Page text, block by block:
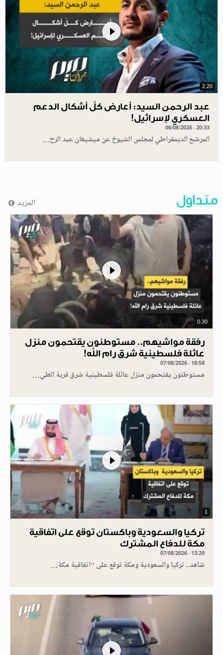
2.20
عبد الرحمن السيد: أعارض كلّ أشكال الدعم
العسكري لإسرائيل!
06/08/2026 - 20:33
المرشح الديمقراطي لمجلس الشيوخ عن ميشيغان عبد الرح…
متداول المزيد
0.30
رفقة مواشيهم.. مستوطنون يقتحمون منزل
عائلة فلسطينية شرق رام الله!
07/08/2026 - 18:58
مستوطنون يقتحمون منزل عائلة فلسطينية شرق قرية الطي…
1
تركيا والسعودية وباكستان توقع على اتفاقية
مكة للدفاع المشترك
07/08/2026 - 13:29
شاهد.. تركيا والسعودية ومكة توقع على "اتفاقية مكة…